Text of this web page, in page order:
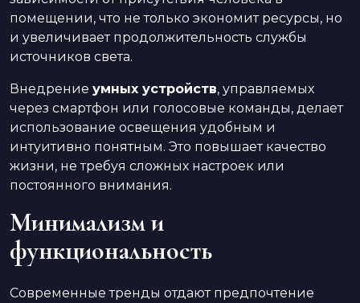
помещении, что не только экономит ресурсы, но
и увеличивает продолжительность службы
источников света.
Внедрение умных устройств, управляемых
через смартфон или голосовые команды, делает
использование освещения удобным и
интуитивно понятным. Это повышает качество
жизни, не требуя сложных настроек или
постоянного внимания.
Минимализм и
функциональность
Современные тренды отдают предпочтение